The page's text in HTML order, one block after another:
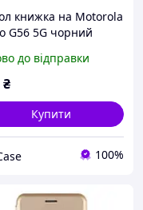
книжка на Motorola
G56 5G чорний
для карт
для Моторола
до відправки
₴
Купити
100%